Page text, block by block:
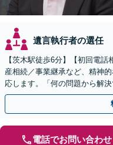
遺言執行者の選任
【茨木駅徒歩6分】【初回電
産相続／事業継承など、精神
応します。「何の問題から解
気軽にご相談ください【関連
電話でお問い合わせ